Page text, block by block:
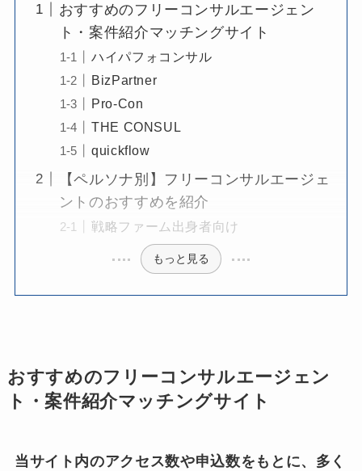
おすすめのフリーコンサルエージェン
ト・案件紹介マッチングサイト
ハイパフォコンサル
BizPartner
Pro-Con
THE CONSUL
quickflow
【ペルソナ別】フリーコンサルエージェ
ントのおすすめを紹介
戦略ファーム出身者向け
もっと見る
おすすめのフリーコンサルエージェン
ト・案件紹介マッチングサイト
当サイト内のアクセス数や申込数をもとに、多く